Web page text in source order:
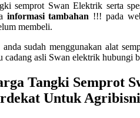
semprot Swan Elektrik serta
informasi tambahan !!! pada
membeli.
anda sudah menggunakan alat
cadang asli Swan elektrik hubungi
Tangki Semprot
Untuk